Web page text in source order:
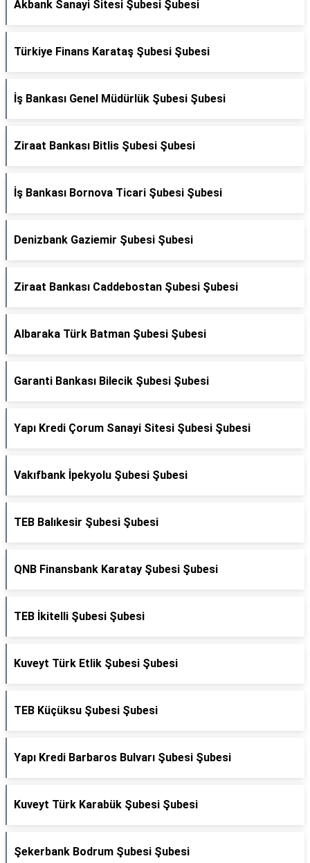
Akbank Sanayi Sitesi Şubesi Şubesi
Türkiye Finans Karataş Şubesi Şubesi
İş Bankası Genel Müdürlük Şubesi Şubesi
Ziraat Bankası Bitlis Şubesi Şubesi
İş Bankası Bornova Ticari Şubesi Şubesi
Denizbank Gaziemir Şubesi Şubesi
Ziraat Bankası Caddebostan Şubesi Şubesi
Albaraka Türk Batman Şubesi Şubesi
Garanti Bankası Bilecik Şubesi Şubesi
Yapı Kredi Çorum Sanayi Sitesi Şubesi Şubesi
Vakıfbank İpekyolu Şubesi Şubesi
TEB Balıkesir Şubesi Şubesi
QNB Finansbank Karatay Şubesi Şubesi
TEB İkitelli Şubesi Şubesi
Kuveyt Türk Etlik Şubesi Şubesi
TEB Küçüksu Şubesi Şubesi
Yapı Kredi Barbaros Bulvarı Şubesi Şubesi
Kuveyt Türk Karabük Şubesi Şubesi
Şekerbank Bodrum Şubesi Şubesi